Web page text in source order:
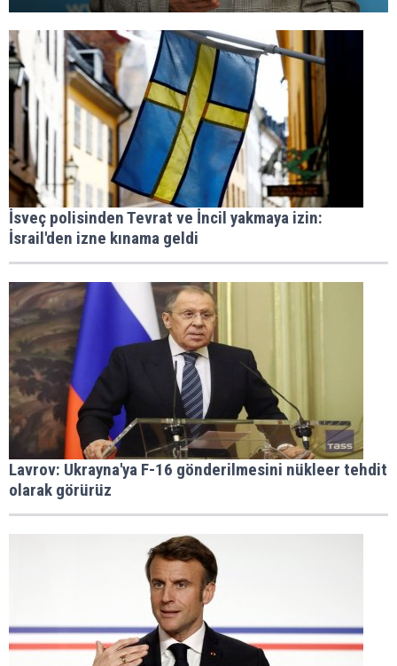
İsveç polisinden Tevrat ve İncil yakmaya izin:
İsrail'den izne kınama geldi
Lavrov: Ukrayna'ya F-16 gönderilmesini nükleer tehdit
olarak görürüz